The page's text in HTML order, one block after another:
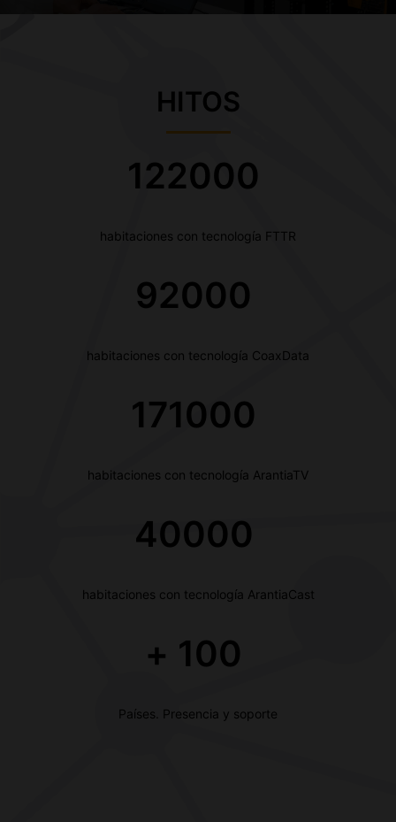
HITOS
122000
habitaciones con tecnología FTTR
92000
habitaciones con tecnología CoaxData
171000
habitaciones con tecnología ArantiaTV
40000
habitaciones con tecnología ArantiaCast
+ 100
Países. Presencia y soporte